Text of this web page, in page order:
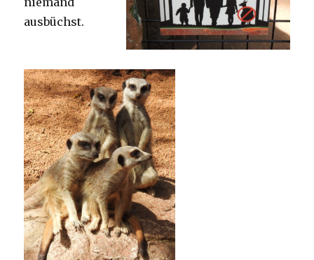
ausbüchst.